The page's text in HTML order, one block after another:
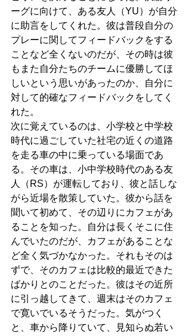
ーグに向けて、ある友人（YU）が自分
に助言をしてくれた。彼は普段自分の
プレーに関してフィードバックをする
ことなど全くないのだが、その時は彼
もまた自分たちのチームに優勝してほ
しいという思いがあったのか、自分に
対して的確なフィードバックをしてく
れた。
次に覚えているのは、小学校と中学校
時代に過ごしていた社宅の近くの道路
を走る車の中に乗っている場面であ
る。その車は、小中学校時代のある友
人（RS）が運転しており、彼と話しな
がら近場を散策していた。彼から話を
聞いて初めて、その辺りにカフェがあ
ることを知った。自分は長くそこに住
んでいたのだが、カフェがあることな
ど全く気づかなかった。それもそのは
ずで、そのカフェは比較的最近できた
ばかりとのことだった。彼はその近所
に引っ越してきて、週末はそのカフェ
で寛いでいるそうだった。気がつく
と、車から降りていて、見知らぬ若い